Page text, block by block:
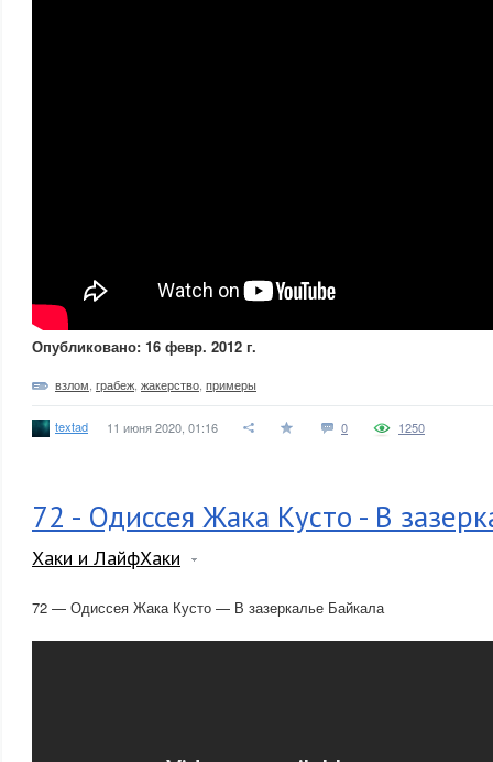
Опубликовано: 16 февр. 2012 г.
взлом грабеж жакерство примеры
textad 11 июня 2020, 01:16 0 1250
72 - Одиссея Жака Кусто - В
Хаки и ЛайфХаки
72 — Одиссея Жака Кусто — В зазеркалье Байкала